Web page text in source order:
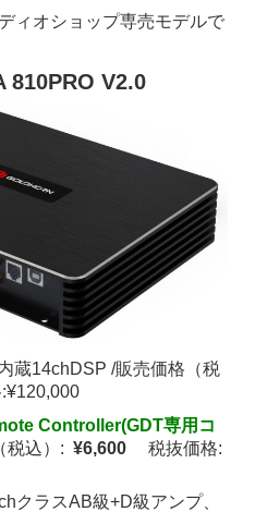
ィオショップ専売モデルで
810PRO V2.0
蔵14chDSP /販売価格（税
Controller(GDT専用コ
税込）: ¥6,600 税抜価格:
クラスAB級+D級アンプ、